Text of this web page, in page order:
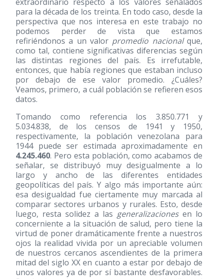
para la década de los treinta. En todo caso, desde la
perspectiva que nos interesa en este trabajo no
podemos perder de vista que estamos
refiriéndonos a un valor promedio nacionalque,
como tal, contiene significativas diferencias según
las distintas regiones del país. Es irrefutable,
entonces, que había regiones que estaban incluso
por debajo de ese valor promedio. ¿Cuáles?
Veamos, primero, a cuál población se refieren esos
datos.
Tomando como referencia los 3.850.771 y
5.034.838, de los censos de 1941 y 1950,
respectivamente, la población venezolana para
1944 puede ser estimada aproximadamente en
4.245.460. Pero esta población, como acabamos de
señalar, se distribuyó muy desigualmente a lo
largo y ancho de las diferentes entidades
geopolíticas del país. Y algo más importante aún:
esa desigualdad fue ciertamente muy marcada al
comparar sectores urbanos y rurales. Esto, desde
luego, resta solidez a las generalizacionesen lo
concerniente a la situación de salud, pero tiene la
virtud de poner dramáticamente frente a nuestros
ojos la realidad vivida por un apreciable volumen
de nuestros cercanos ascendientes de la primera
mitad del siglo XX en cuanto a estar por debajo de
unos valores ya de por sí bastante desfavorables.